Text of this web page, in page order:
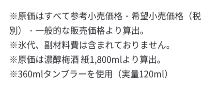
※原価はすべて参考小売価格・希望小売価格（税
別）・一般的な販売価格より算出。
※氷代、副材料費は含まれておりません。
※原価は濃醇梅酒 紙1,800mlより算出。
※360mlタンブラーを使用（実量120ml）